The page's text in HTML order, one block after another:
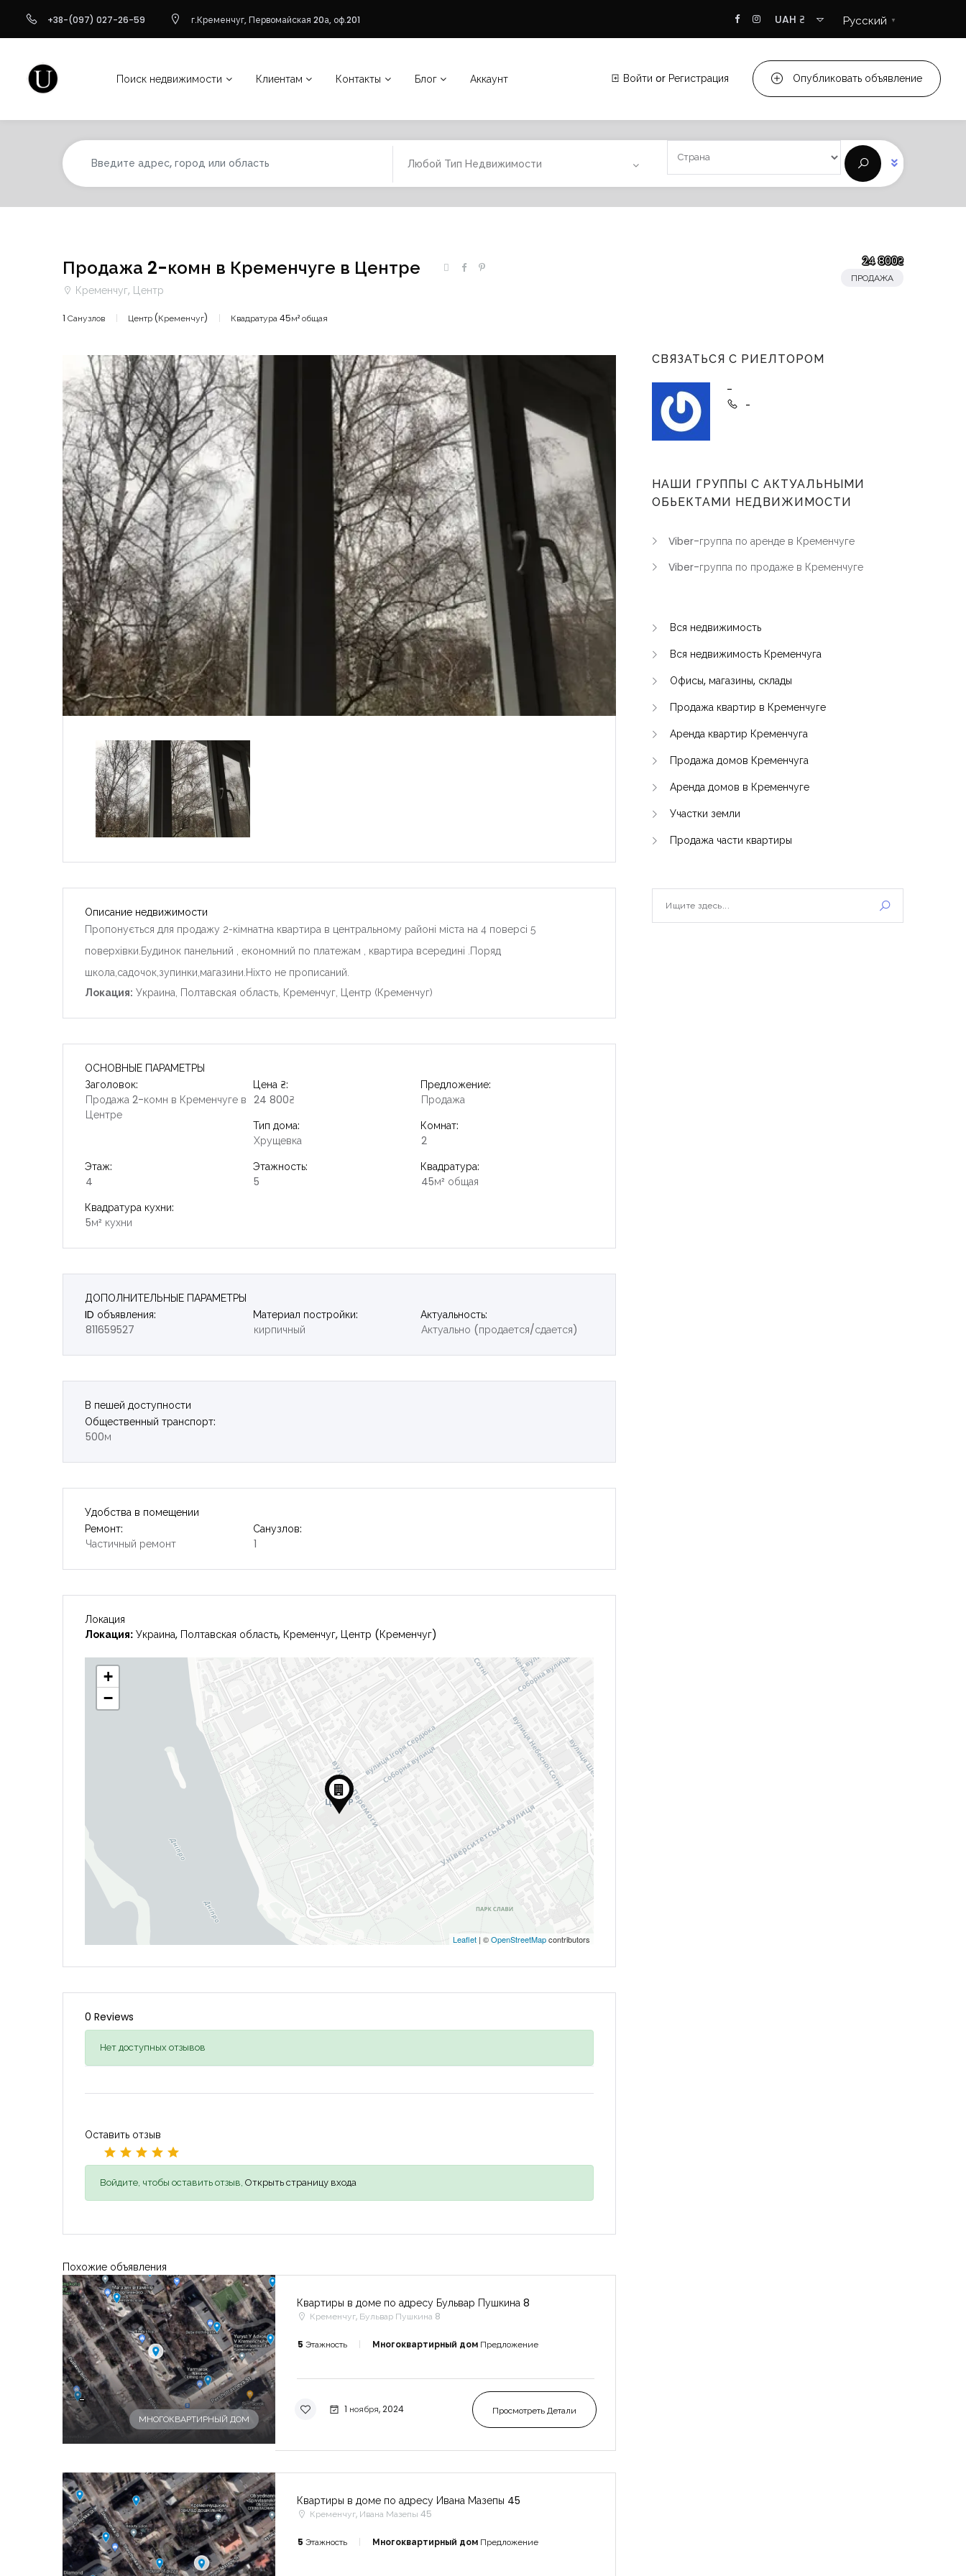
+38-(097) 027-26-59 г.Кременчуг, Первомайская 20а, оф.201 UAH ₴ Русский ▼
Поиск недвижимости Клиентам Контакты Блог Аккаунт Войти or Регистрация Опубликовать объявление
Любой Тип Недвижимости
Продажа 2-комн в Кременчуге в Центре
Кременчуг, Центр
1 Санузлов Центр (Кременчуг) Квадратура 45м² общая
24 800₴
ПРОДАЖА
Описание недвижимости
Пропонується для продажу 2-кімнатна квартира в центральному районі міста на 4 поверсі 5
поверхівки.Будинок панельний , економний по платежам , квартира всередині .Поряд
школа,садочок,зупинки,магазини.Ніхто не прописаний.
Локация: Украина, Полтавская область, Кременчуг, Центр (Кременчуг)
ОСНОВНЫЕ ПАРАМЕТРЫ
Заголовок:
Продажа 2-комн в Кременчуге в
Центре
Цена ₴:
24 800₴
Предложение:
Продажа
Тип дома:
Хрущевка
Комнат:
2
Этаж:
4
Этажность:
5
Квадратура:
45м² общая
Квадратура кухни:
5м² кухни
ДОПОЛНИТЕЛЬНЫЕ ПАРАМЕТРЫ
ID объявления:
811659527
Материал постройки:
кирпичный
Актуальность:
Актуально (продается/сдается)
В пешей доступности
Общественный транспорт:
500м
Удобства в помещении
Ремонт:
Частичный ремонт
Санузлов:
1
Локация
Локация: Украина, Полтавская область, Кременчуг, Центр (Кременчуг)
+
−
Leaflet | ©OpenStreetMapcontributors
0 Reviews
Нет доступных отзывов
Оставить отзыв
Войдите, чтобы оставить отзыв, Открыть страницу входа
Похожие объявления
-
МНОГОКВАРТИРНЫЙ ДОМ
Квартиры в доме по адресу Бульвар Пушкина 8
Кременчуг, Бульвар Пушкина 8
5 Этажность Многоквартирный дом Предложение
1 ноября, 2024 Просмотреть Детали
Квартиры в доме по адресу Ивана Мазепы 45
Кременчуг, Ивана Мазепы 45
5 Этажность Многоквартирный дом Предложение
СВЯЗАТЬСЯ С РИЕЛТОРОМ
-
-
НАШИ ГРУППЫ С АКТУАЛЬНЫМИ
ОБЬЕКТАМИ НЕДВИЖИМОСТИ
Viber-группа по аренде в Кременчуге
Viber-группа по продаже в Кременчуге
Вся недвижимость
Вся недвижимость Кременчуга
Офисы, магазины, склады
Продажа квартир в Кременчуге
Аренда квартир Кременчуга
Продажа домов Кременчуга
Аренда домов в Кременчуге
Участки земли
Продажа части квартиры
Запомнить Forgot Password?
Войти